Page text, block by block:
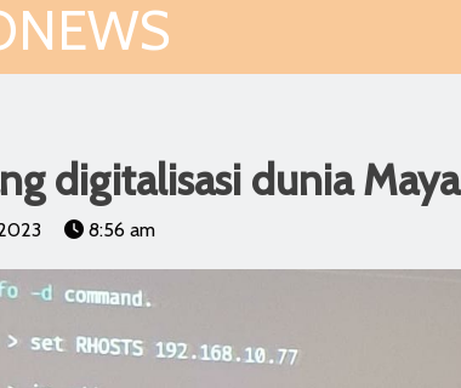
digitalisasi dunia Maya
8:56 am